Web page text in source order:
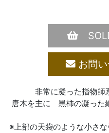
お問
非常に凝った指物師
唐木を主に 黒柿の凝った
※上部の天袋のような小さ